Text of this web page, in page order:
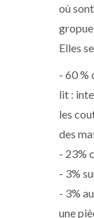
où
gropue
Elles
- 60 %
lit :
les
des
- 23%
- 3%
- 3%
une